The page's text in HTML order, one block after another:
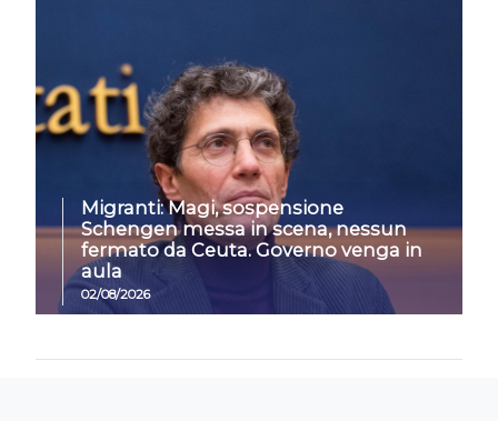
Migranti: Magi, sospensione
Schengen messa in scena, nessun
fermato da Ceuta. Governo venga in
aula
02/08/2026